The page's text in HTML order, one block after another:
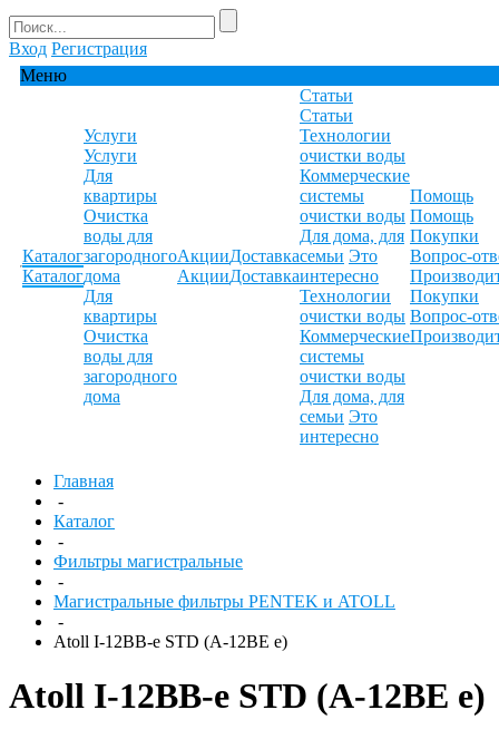
Вход Регистрация
Меню
Каталог
Каталог
Услуги
Услуги
Для
квартиры
Очистка
воды для
загородного
дома
Для
квартиры
Очистка
воды для
загородного
дома
Акции
Акции
Доставка
Доставка
Статьи
Статьи
Технологии
очистки воды
Коммерческие
системы
очистки воды
Для дома, для
семьи Это
интересно
Технологии
очистки воды
Коммерческие
системы
очистки воды
Для дома, для
семьи Это
интересно
Помощь
Помощь
Покупки
Вопрос-
Покупки
Вопрос-
Главная
-
Каталог
-
Фильтры магистральные
-
Магистральные фильтры PENTEK и ATOLL
-
Atoll I-12BB-e STD (A-12BE e)
Atoll I-12BB-e STD (A-12BE e)